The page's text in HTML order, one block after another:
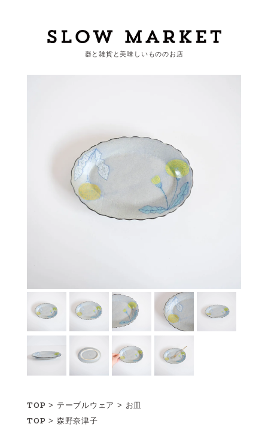
作家・ブランドから探す
配送について
会員登録
器と雑貨と美味しいもののお店
TOP > テーブルウェア > お皿
TOP > 森野奈津子